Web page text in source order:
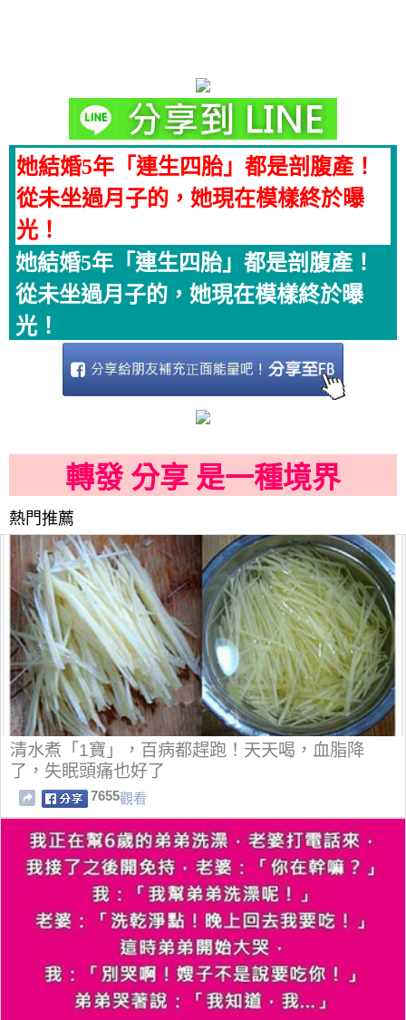
她結婚5年「連生四胎」都是剖腹產！
從未坐過月子的，她現在模樣終於曝
光！
她結婚5年「連生四胎」都是剖腹產！
從未坐過月子的，她現在模樣終於曝
光！
轉發 分享 是一種境界
熱門推薦
清水煮「1寶」，百病都趕跑！天天喝，血脂降
了，失眠頭痛也好了
7655觀看